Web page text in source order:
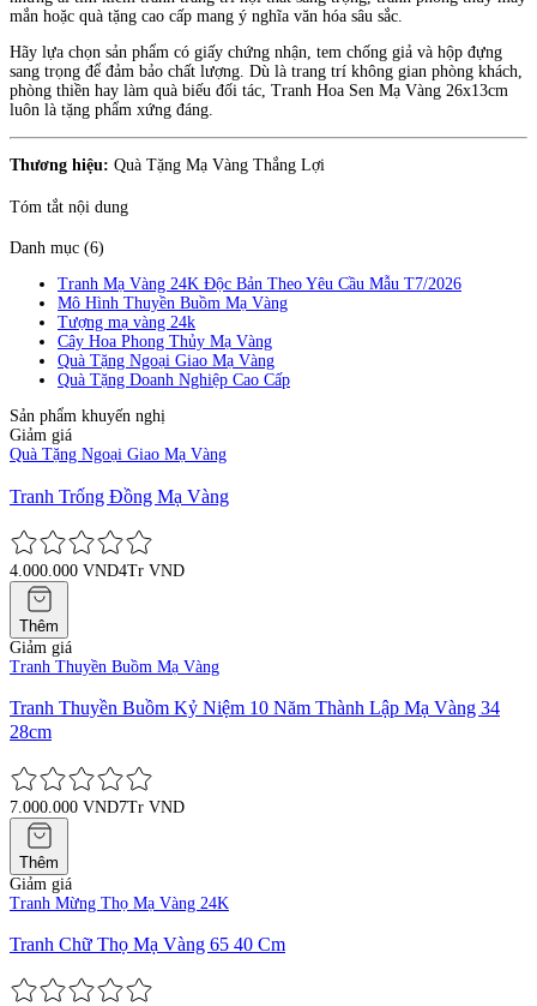
mắn hoặc quà tặng cao cấp mang ý nghĩa văn hóa sâu sắc.
Hãy lựa chọn sản phẩm có giấy chứng nhận, tem chống giả và hộp đựng
sang trọng để đảm bảo chất lượng. Dù là trang trí không gian phòng khách,
phòng thiền hay làm quà biếu đối tác, Tranh Hoa Sen Mạ Vàng 26x13cm
luôn là tặng phẩm xứng đáng.
Thương hiệu: Quà Tặng Mạ Vàng Thắng Lợi
Tóm tắt nội dung
Danh mục (6)
Tranh Mạ Vàng 24K Độc Bản Theo Yêu Cầu Mẫu T7/2026
Mô Hình Thuyền Buồm Mạ Vàng
Tượng mạ vàng 24k
Cây Hoa Phong Thủy Mạ Vàng
Quà Tặng Ngoại Giao Mạ Vàng
Quà Tặng Doanh Nghiệp Cao Cấp
Sản phẩm khuyến nghị
Giảm giá
Quà Tặng Ngoại Giao Mạ Vàng
Tranh Trống Đồng Mạ Vàng
4.000.000 VND4Tr VND
Thêm
Giảm giá
Tranh Thuyền Buồm Mạ Vàng
Tranh Thuyền Buồm Kỷ Niệm 10 Năm Thành Lập Mạ Vàng 34
28cm
7.000.000 VND7Tr VND
Thêm
Giảm giá
Tranh Mừng Thọ Mạ Vàng 24K
Tranh Chữ Thọ Mạ Vàng 65 40 Cm